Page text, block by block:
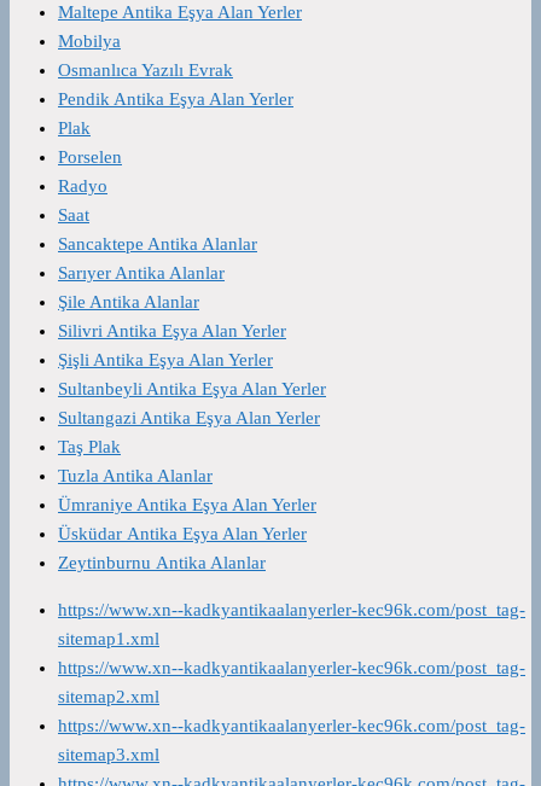
Maltepe Antika Eşya Alan Yerler
Mobilya
Osmanlıca Yazılı Evrak
Pendik Antika Eşya Alan Yerler
Plak
Porselen
Radyo
Saat
Sancaktepe Antika Alanlar
Sarıyer Antika Alanlar
Şile Antika Alanlar
Silivri Antika Eşya Alan Yerler
Şişli Antika Eşya Alan Yerler
Sultanbeyli Antika Eşya Alan Yerler
Sultangazi Antika Eşya Alan Yerler
Taş Plak
Tuzla Antika Alanlar
Ümraniye Antika Eşya Alan Yerler
Üsküdar Antika Eşya Alan Yerler
Zeytinburnu Antika Alanlar
https://www.xn--kadkyantikaalanyerler-kec96k.com/post_tag-
sitemap1.xml
https://www.xn--kadkyantikaalanyerler-kec96k.com/post_tag-
sitemap2.xml
https://www.xn--kadkyantikaalanyerler-kec96k.com/post_tag-
sitemap3.xml